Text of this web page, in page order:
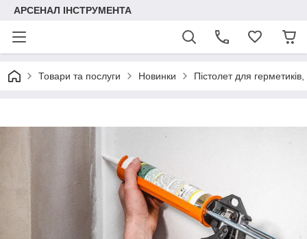
АРСЕНАЛ ІНСТРУМЕНТА
Товари та послуги Новинки Пістолет для